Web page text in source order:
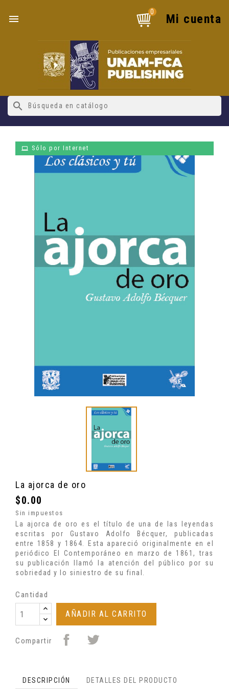
 Mi cuenta
0
search
Sólo por Internet
La ajorca de oro
$0.00
Sin impuestos
La ajorca de oro es el título de una de las leyendas
escritas por Gustavo Adolfo Bécquer, publicadas
entre 1858 y 1864. Esta apareció originalmente en el
periódico El Contemporáneo en marzo de 1861, tras
su publicación llamó la atención del público por su
sobriedad y lo siniestro de su final.
Cantidad
AÑADIR AL CARRITO
Compartir
DESCRIPCIÓN DETALLES DEL PRODUCTO